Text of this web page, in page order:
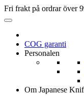
Fri frakt på ordrar över
COG garanti
Personalen
Om Japanese